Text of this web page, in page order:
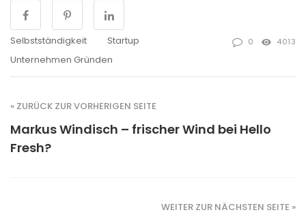
Selbstständigkeit
Startup
Unternehmen Gründen
0 4013
« ZURÜCK ZUR VORHERIGEN SEITE
Markus Windisch – frischer Wind bei Hello
Fresh?
WEITER ZUR NÄCHSTEN SEITE »